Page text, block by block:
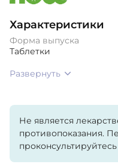
Характеристики
Форма выпуска
Таблетки
Развернуть
Не является
противопоказания.